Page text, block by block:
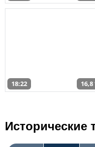
18:22 16,8
Исторические